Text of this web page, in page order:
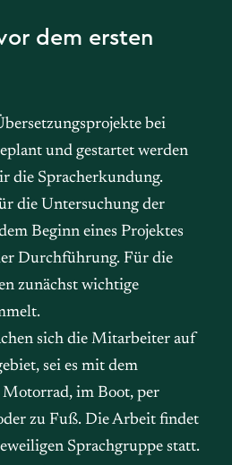
dem ersten
bei
und gestartet werden
die Spracherkundung.
die Untersuchung der
Beginn eines Projektes
Durchführung. Für die
zunächst wichtige
sich die Mitarbeiter auf
sei es mit dem
Motorrad, im Boot, per
zu Fuß. Die Arbeit findet
Sprachgruppe statt.